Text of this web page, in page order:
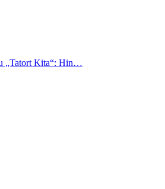
„Tatort Kita“: Hin…